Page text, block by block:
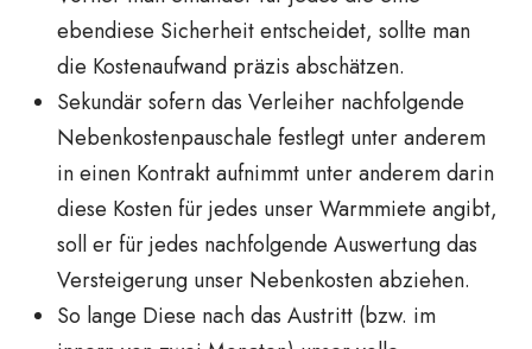
ebendiese Sicherheit entscheidet, sollte man
die Kostenaufwand präzis abschätzen.
Sekundär sofern das Verleiher nachfolgende
Nebenkostenpauschale festlegt unter anderem
in einen Kontrakt aufnimmt unter anderem darin
diese Kosten für jedes unser Warmmiete angibt,
soll er für jedes nachfolgende Auswertung das
Versteigerung unser Nebenkosten abziehen.
So lange Diese nach das Austritt (bzw. im